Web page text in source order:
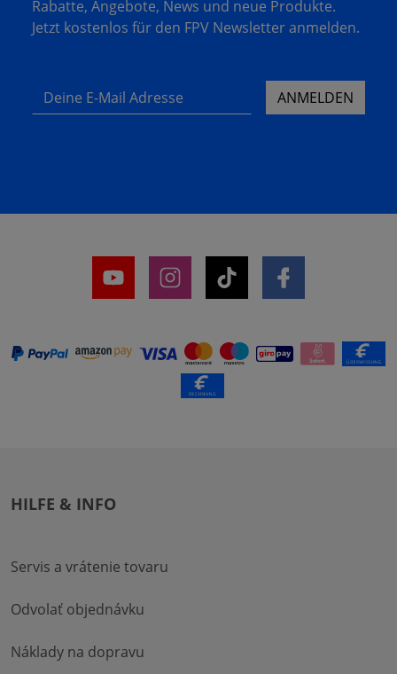
Rabatte, Angebote, News und neue Produkte.
Jetzt kostenlos für den FPV Newsletter anmelden.
Deine E-Mail Adresse ANMELDEN
HILFE & INFO
Servis a vrátenie tovaru
Odvolať objednávku
Náklady na dopravu